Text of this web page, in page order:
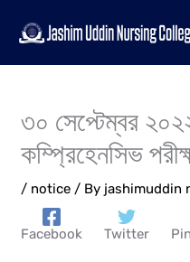
৩০ সেপ্টেম্বর
কম্প্রিহেনসিভ
/ notice / By jashimuddin
Facebook Twitter